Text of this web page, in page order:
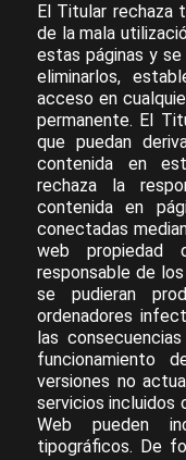
El Titular rechaza
de la mala
estas páginas y
eliminarlos,
acceso en
permanente. El
que puedan
contenida en
rechaza la
contenida en
conectadas
web propiedad
responsable de
se pudieran
ordenadores
las
funcionamiento
versiones no
servicios incluidos
Web pueden
tipográficos. De